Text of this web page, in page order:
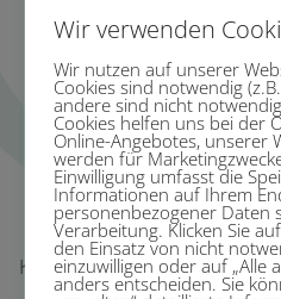
Gerne bemale ich die
am 2. Termin keine
Danach dürfen die Stücke
und sind 7-10 Tage nach
Ort: Angerfeldstraße
Kosten für beide Termine :
Wir verwenden
Wir nutzen auf unserer
Cookies sind notwendig
andere sind nicht
Cookies helfen uns bei der
Online-Angebotes, unserer
werden für
Einwilligung umfasst die
Informationen auf Ihrem
personenbezogener Daten
Verarbeitung. Klicken Sie
den Einsatz von nicht
einzuwilligen oder auf „Alle
anders entscheiden. Sie